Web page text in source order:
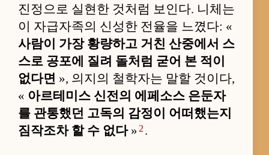
진정으로 실현한 것처럼 보인다. 니체는
이 자급자족의 신성한 전율을 느꼈다: «
사람이 가장 황량하고 거친 산중에서 스
스로 공포에 질려 돌처럼 굳어 본 적이
없다면 », 의지의 철학자는 말할 것이다,
« 아르테미스 신전의 에페소스 은둔자
를 관통했던 고독의 감정이 어떠했는지
짐작조차 할 수 없다» 2 .